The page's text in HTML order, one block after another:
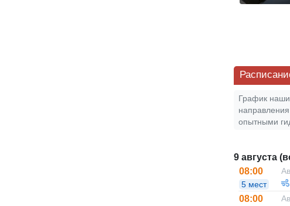
График
опытными
9 августа
08:00
5 мест
08:00